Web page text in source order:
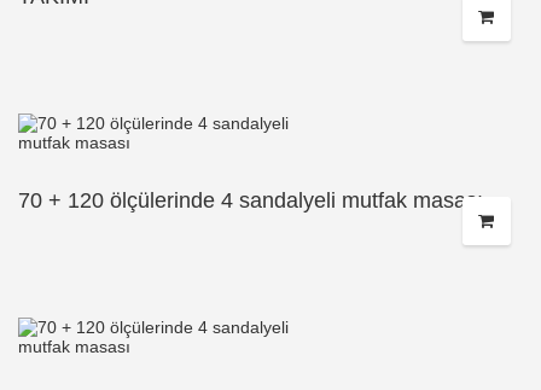
70 + 120 ölçülerinde 4 sandalyeli mutfak masası